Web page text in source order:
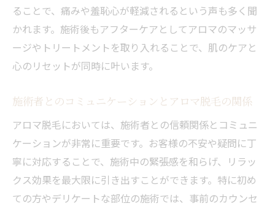
ることで、痛みや羞恥心が軽減されるという声も多く聞
かれます。施術後もアフターケアとしてアロマのマッサ
ージやトリートメントを取り入れることで、肌のケアと
心のリセットが同時に叶います。
施術者とのコミュニケーションとアロマ脱毛の関係
アロマ脱毛においては、施術者との信頼関係とコミュニ
ケーションが非常に重要です。お客様の不安や疑問に丁
寧に対応することで、施術中の緊張感を和らげ、リラッ
クス効果を最大限に引き出すことができます。特に初め
ての方やデリケートな部位の施術では、事前のカウンセ